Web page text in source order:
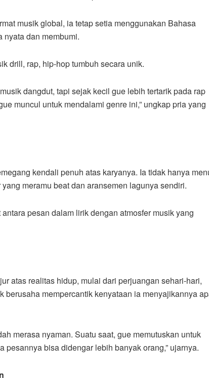
musik global, ia tetap setia menggunakan Bahasa
nyata dan membumi.
drill, rap, hip-hop tumbuh secara unik.
dangdut, tapi sejak kecil gue lebih tertarik pada rap
muncul untuk mendalami genre ini,” ungkap pria yang
kendali penuh atas karyanya. Ia tidak hanya
meramu beat dan aransemen lagunya sendiri.
pesan dalam lirik dengan atmosfer musik yang
atas realitas hidup, mulai dari perjuangan sehari-hari,
berusaha mempercantik kenyataan ia menyajikannya
merasa nyaman. Suatu saat, gue memutuskan untuk
bisa didengar lebih banyak orang,” ujarnya.